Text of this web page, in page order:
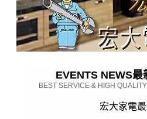
EVENTS NEWS最
BEST SERVICE & HIGH
宏大家電